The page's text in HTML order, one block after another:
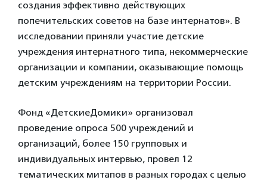
создания эффективно действующих
попечительских советов на базе интернатов». В
исследовании приняли участие детские
учреждения интернатного типа, некоммерческие
организации и компании, оказывающие помощь
детским учреждениям на территории России.
Фонд «ДетскиеДомики» организовал
проведение опроса 500 учреждений и
организаций, более 150 групповых и
индивидуальных интервью, провел 12
тематических митапов в разных городах с целью